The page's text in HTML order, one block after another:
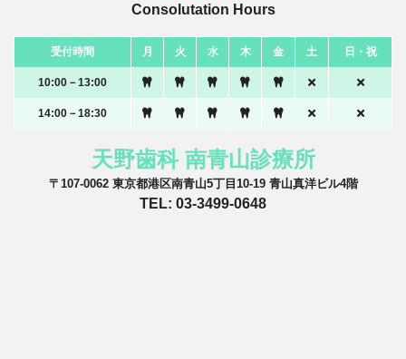
Consolutation Hours
受付時間 月 火 水 木 金 土 日・祝
10:00－13:00
14:00－18:30
天野歯科 南青山診療所
〒107-0062 東京都港区南青山5丁目10-19 青山真洋ビル4階
TEL: 03-3499-0648